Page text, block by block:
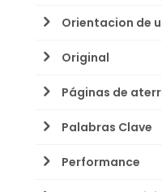
Orientacion de
Original
Páginas de
Palabras Clave
Performance